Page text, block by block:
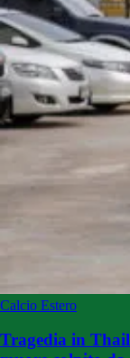
Calcio Estero
Tragedia in